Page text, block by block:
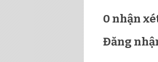
0 nhận
Đăng